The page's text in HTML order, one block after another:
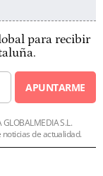
para recibir
APUNTARME
S.L.
de actualidad.